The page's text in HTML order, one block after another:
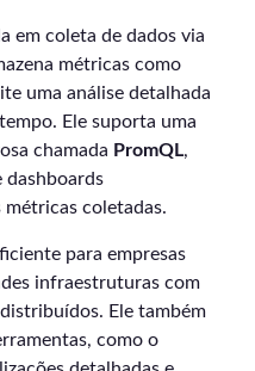
em coleta de dados via
métricas como
uma análise detalhada
Ele suporta uma
chamada PromQL,
dashboards
métricas coletadas.
para empresas
infraestruturas com
Ele também
como o